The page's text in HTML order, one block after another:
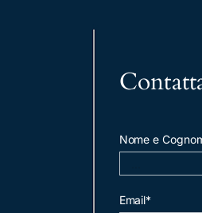
Nome e
Email*